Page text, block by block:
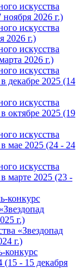
искусства
2026 г.)
искусства
2026 г.)
искусства
2026 г.)
искусства
декабре 2025 (14
искусства
октябре 2025 (19
искусства
мае 2025 (24 - 24
искусства
марте 2025 (23 -
конкурс
г.)
«Звездопад
г.)
конкурс
- 15 декабря